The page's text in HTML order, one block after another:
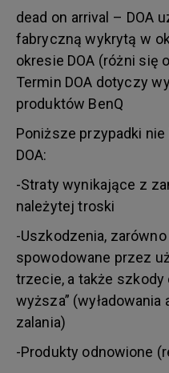
dead on arrival – DOA
fabryczną wykrytą w
okresie DOA (różni się
Termin DOA dotyczy
produktów BenQ
Poniższe przypadki
DOA:
-Straty wynikające z
należytej troski
-Uszkodzenia,
spowodowane przez
trzecie, a także szkody
wyższa”
zalania)
-Produkty odnowione